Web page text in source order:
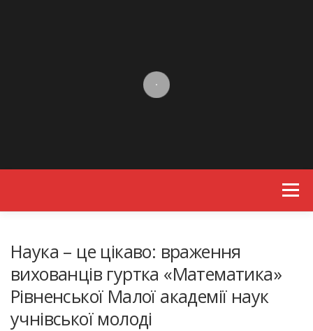
Menu
Наука – це цікаво: враження
вихованців гуртка «Математика»
Рівненської Малої академії наук
учнівської молоді